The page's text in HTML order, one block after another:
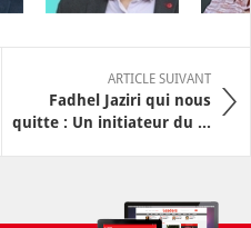
ARTICLE SUIVANT
Fadhel Jaziri qui nous
quitte : Un initiateur du ...